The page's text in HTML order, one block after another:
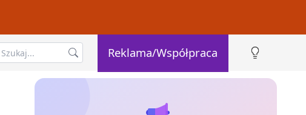
Reklama/Współpraca